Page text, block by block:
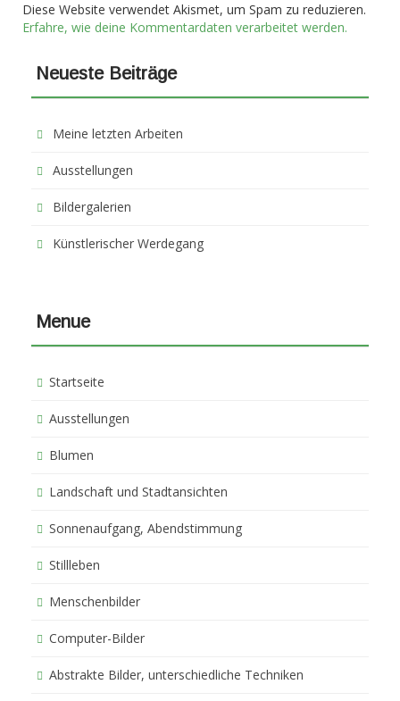
Diese Website verwendet Akismet, um Spam zu reduzieren.
Erfahre, wie deine Kommentardaten verarbeitet werden.
Neueste Beiträge
Meine letzten Arbeiten
Ausstellungen
Bildergalerien
Künstlerischer Werdegang
Menue
Startseite
Ausstellungen
Blumen
Landschaft und Stadtansichten
Sonnenaufgang, Abendstimmung
Stillleben
Menschenbilder
Computer-Bilder
Abstrakte Bilder, unterschiedliche Techniken